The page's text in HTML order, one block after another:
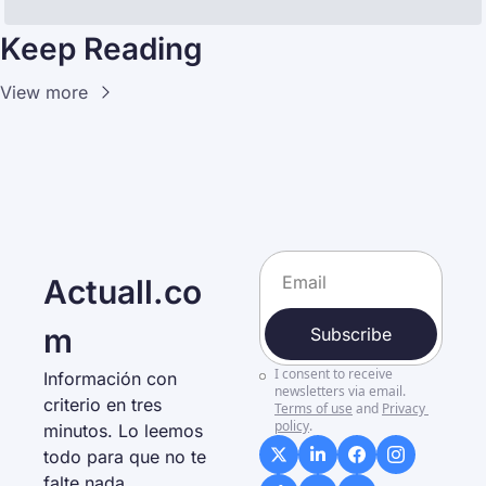
Keep Reading
View more
Actuall.co
m
Información con
criterio en tres
minutos. Lo leemos
todo para que no te
Subscribe
I consent to receive
newsletters via email.
Terms of use and Privacy
policy.